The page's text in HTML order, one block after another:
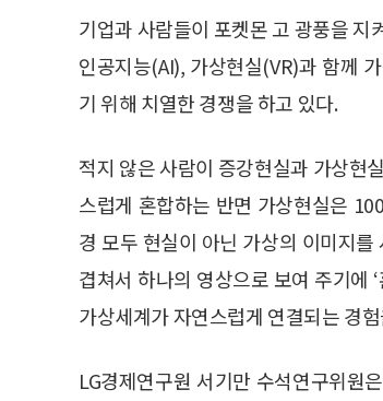
기업과 사람들이 포켓몬 고 광풍을
인공지능(AI), 가상현실(VR)과 함께
기 위해 치열한 경쟁을 하고 있다.
적지 않은 사람이 증강현실과 가상현
스럽게 혼합하는 반면 가상현실은
경 모두 현실이 아닌 가상의 이미지
겹쳐서 하나의 영상으로 보여 주기에
가상세계가 자연스럽게 연결되는 경
LG경제연구원 서기만 수석연구위원